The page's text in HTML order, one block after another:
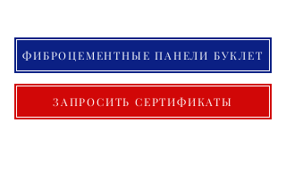
ФИБРОЦЕМЕНТНЫЕ ПАНЕЛИ БУКЛЕТ
ЗАПРОСИТЬ СЕРТИФИКАТЫ